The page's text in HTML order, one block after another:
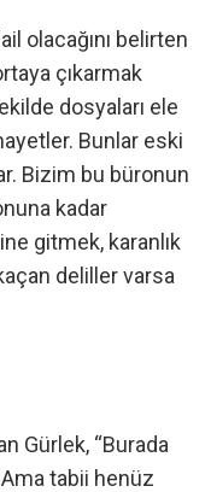
olacağını belirten
çıkarmak
dosyaları ele
Bunlar eski
Bizim bu büronun
kadar
gitmek, karanlık
deliller varsa
Gürlek, “Burada
tabii henüz